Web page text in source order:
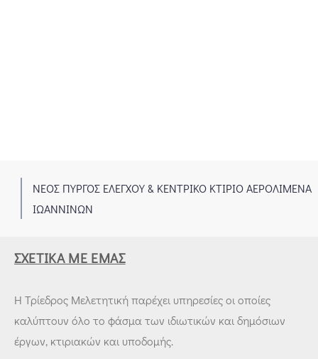
ΠΥΡΓΟΣ ΕΛΕΓΧΟΥ & ΚΕΝΤΡΙΚΟ ΚΤΙΡΙΟ ΑΕΡΟΛΙΜΕΝΑ
2
ΣΧΕΤΙΚΆ ΜΕ ΕΜΆΣ
Η Τρίεδρος Μελετητική παρέχει υπηρεσίες οι οποίες
καλύπτουν όλο το φάσμα των ιδιωτικών και δημόσιων
έργων, κτιριακών και υποδομής.